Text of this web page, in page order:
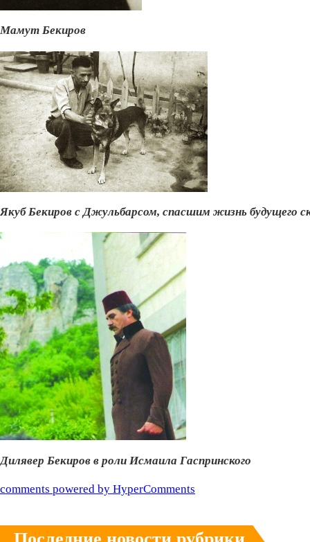
Мамут Бекиров
Якуб Бекиров с Джульбарсом, спасшим жизнь будущего
Дилявер Бекиров в роли Исмаила Гаспринского
comments powered by HyperComments